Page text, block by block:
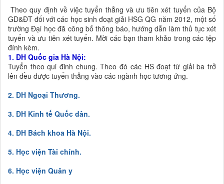
Theo quy định về việc tuyển thẳng và ưu tiên xét tuyển của Bộ
GD&ĐT đối với các học sinh đoạt giải HSG QG năm 2012, một số
trường Đại học đã công bố thông báo, hướng dẫn làm thủ tục xét
tuyển và ưu tiên xét tuyển. Mời các bạn tham khảo trong các tệp
đính kèm.
1. ĐH Quốc gia Hà Nội:
Tuyển theo qui đinh chung. Theo đó các HS đoạt từ giải ba trở
lên đều được tuyển thẳng vào các ngành học tương ứng.
2. ĐH Ngoại Thương.
3. ĐH Kinh tế Quốc dân.
4. ĐH Bách khoa Hà Nội.
5. Học viện Tài chính.
6. Học viện Quân y